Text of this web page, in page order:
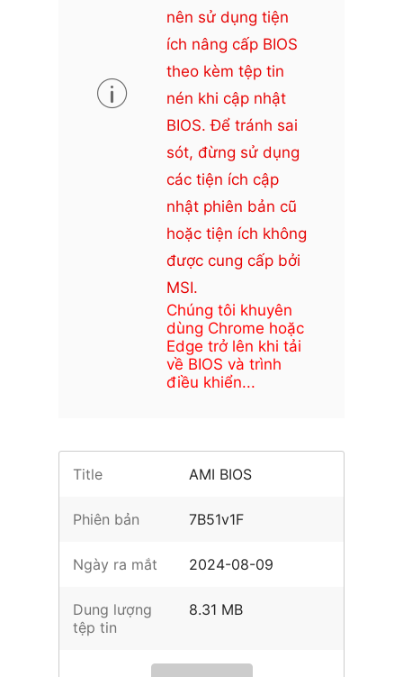
nên sử dụng tiện
ích nâng cấp BIOS
theo kèm tệp tin
nén khi cập nhật
BIOS. Để tránh sai
sót, đừng sử dụng
các tiện ích cập
nhật phiên bản cũ
hoặc tiện ích không
được cung cấp bởi
MSI.
Chúng tôi khuyên
dùng Chrome hoặc
Edge trở lên khi tải
về BIOS và trình
điều khiển...
Title AMI BIOS
Phiên bản 7B51v1F
Ngày ra mắt 2024-08-09
Dung lượng
tệp tin
8.31 MB